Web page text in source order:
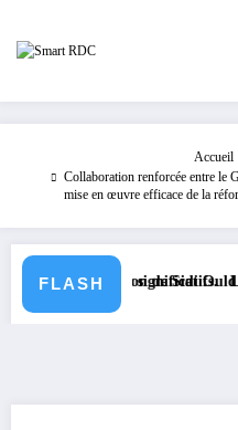
contenu
Accueil
Collaboration renforcée entre le
mise en œuvre efficace de la
FLASH
législatifs significatifs.
l’élection de Sidi Ould Tah en